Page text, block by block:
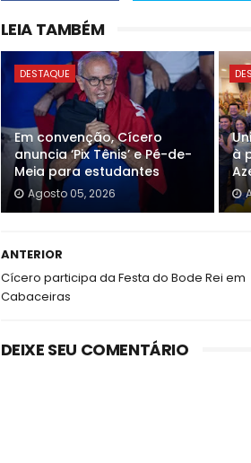
LEIA TAMBÉM
DESTAQUE
Em convenção, Cícero
anuncia ‘Pix Tênis’ e Pé-de-
Meia para estudantes
Agosto 05, 2026
à
ANTERIOR
Cícero participa da Festa do Bode Rei em
Cabaceiras
DEIXE SEU COMENTÁRIO